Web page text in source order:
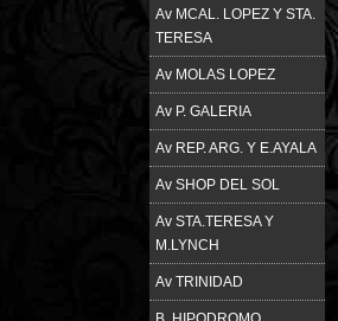
Av MCAL. LOPEZ Y STA.
TERESA
Av MOLAS LOPEZ
Av P. GALERIA
Av REP. ARG. Y E.AYALA
Av SHOP DEL SOL
Av STA.TERESA Y
M.LYNCH
Av TRINIDAD